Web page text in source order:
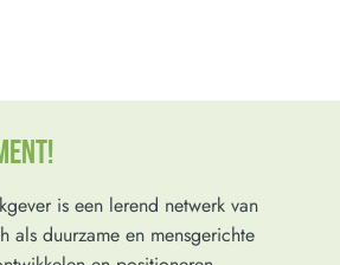
is een lerend netwerk van
als duurzame en mensgerichte